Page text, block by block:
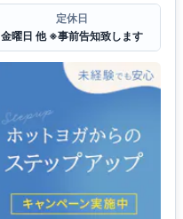
定休日
金曜日 他 ※事前告知致します